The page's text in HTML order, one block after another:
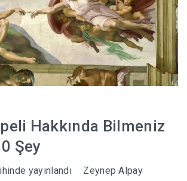
Hakkında Bilmeniz
Şey
yayınlandı
Zeynep Alpay